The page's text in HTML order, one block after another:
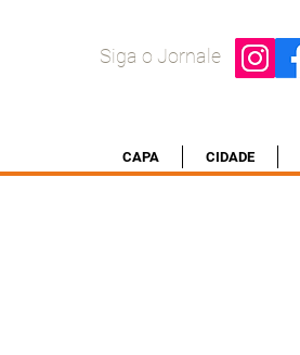
Siga o Jornale
CAPA CIDADE